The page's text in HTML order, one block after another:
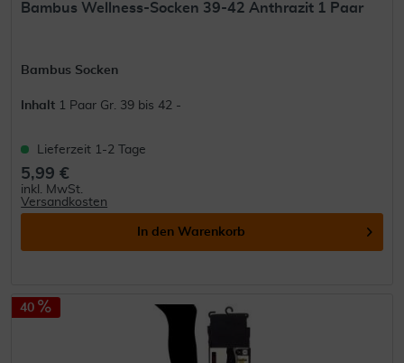
Bambus Wellness-Socken 39-42 Anthrazit 1 Paar
Bambus Socken
Inhalt 1 Paar Gr. 39 bis 42 -
Lieferzeit 1-2 Tage
5,99 €
inkl. MwSt.
Versandkosten
In den Warenkorb
40